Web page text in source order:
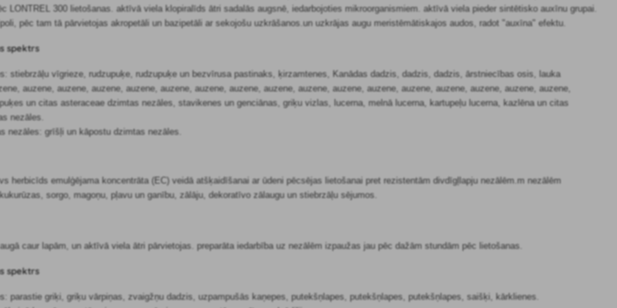
LONTREL 300 lietošanas. aktīvā viela klopiralīds ātri sadalās augsnē, iedarbojoties mikroorganismiem. aktīvā viela pieder sintētisko auxīnu grupai.
pēc tam tā pārvietojas akropetāli un bazipetāli ar sekojošu uzkrāšanos.un uzkrājas augu meristēmātiskajos audos, radot "auxīna" efektu.
spektrs
stiebrzāļu vīgrieze, rudzupuķe, rudzupuķe un bezvīrusa pastinaks, ķirzamtenes, Kanādas dadzis, dadzis, dadzis, ārstniecības osis, lauka
auzene, auzene, auzene, auzene, auzene, auzene, auzene, auzene, auzene, auzene, auzene, auzene, auzene, auzene, auzene, auzene,
un citas asteraceae dzimtas nezāles, stavikenes un genciānas, griķu vizlas, lucerna, melnā lucerna, kartupeļu lucerna, kazlēna un citas
nezāles.
nezāles: grīšļi un kāpostu dzimtas nezāles.
herbicīds emulģējama koncentrāta (EC) veidā atšķaidīšanai ar ūdeni pēcsējas lietošanai pret rezistentām divdīgļlapju nezālēm.m nezālēm
sorgo, magoņu, pļavu un ganību, zālāju, dekoratīvo zālaugu un stiebrzāļu sējumos.
caur lapām, un aktīvā viela ātri pārvietojas. preparāta iedarbība uz nezālēm izpaužas jau pēc dažām stundām pēc lietošanas.
spektrs
parastie griķi, griķu vārpiņas, zvaigžņu dadzis, uzpampušās kaņepes, putekšņlapes, putekšņlapes, putekšņlapes, saišķi, kārklienes.